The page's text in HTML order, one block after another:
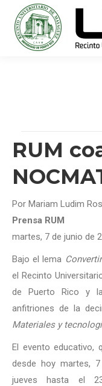
RUM
Por Mariam Ludim
Prensa RUM
martes, 7 de junio de
Bajo el lema
el Recinto
de Puerto Rico y
anfitriones de la
Materiales y
El evento educativo,
desde hoy martes,
jueves hasta el